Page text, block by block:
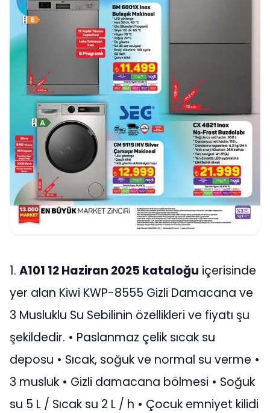
1. A101 12 Haziran 2025 kataloğu içerisinde
yer alan Kiwi KWP-8555 Gizli Damacana ve
3 Musluklu Su Sebilinin özellikleri ve fiyatı şu
şekildedir. • Paslanmaz çelik sıcak su
deposu • Sıcak, soğuk ve normal su verme •
3 musluk • Gizli damacana bölmesi • Soğuk
su 5 L / Sıcak su 2 L / h • Çocuk emniyet kilidi